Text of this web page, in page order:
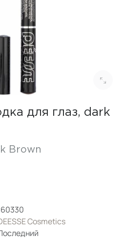
для глаз, dark
Brown
Cosmetics